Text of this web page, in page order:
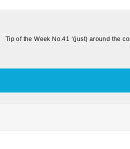
Tip of the Week No.41 ‘(just) around the